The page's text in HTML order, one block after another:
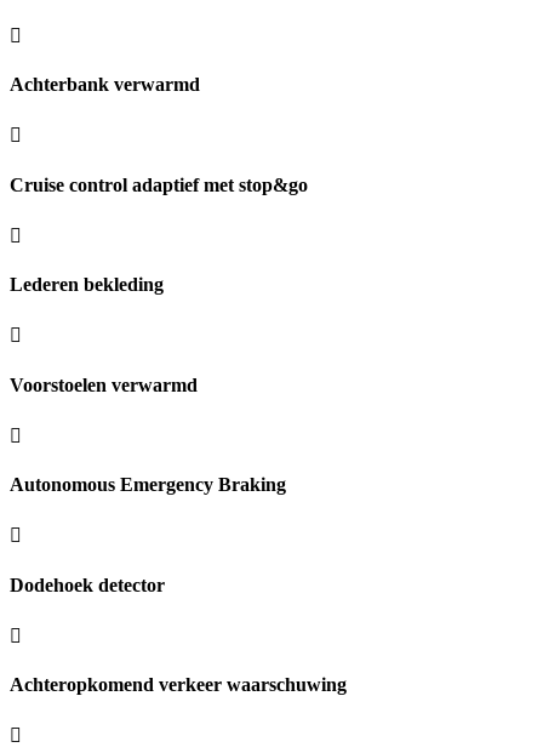
Achterbank verwarmd
Cruise control adaptief met stop&go
Lederen bekleding
Voorstoelen verwarmd
Autonomous Emergency Braking
Dodehoek detector
Achteropkomend verkeer waarschuwing